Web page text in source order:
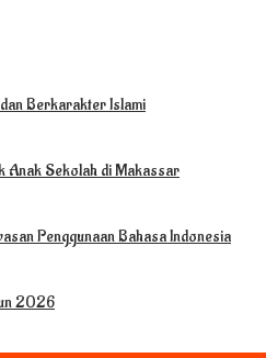
Berkarakter Islami
Anak Sekolah di Makassar
Penggunaan Bahasa Indonesia
2026